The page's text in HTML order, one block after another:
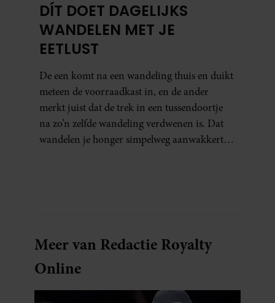
DÍT DOET DAGELIJKS
WANDELEN MET JE
EETLUST
De een komt na een wandeling thuis en duikt
meteen de voorraadkast in, en de ander
merkt juist dat de trek in een tussendoortje
na zo’n zelfde wandeling verdwenen is. Dat
wandelen je honger simpelweg aanwakkert,
Meer van Redactie Royalty
Online